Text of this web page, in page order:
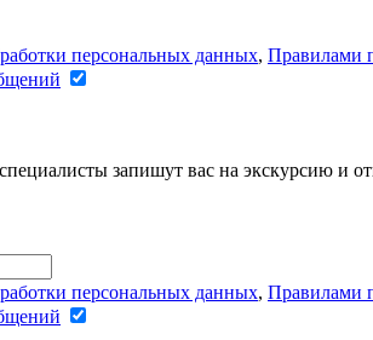
персональных данных, Правилами
запишут вас на экскурсию и
персональных данных, Правилами